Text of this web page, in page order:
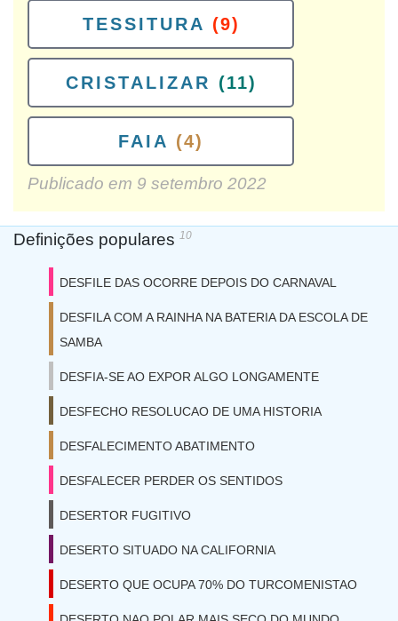
TESSITURA (9)
CRISTALIZAR (11)
FAIA (4)
Publicado em 9 setembro 2022
Definições populares 10
DESFILE DAS OCORRE DEPOIS DO CARNAVAL
DESFILA COM A RAINHA NA BATERIA DA ESCOLA DE
SAMBA
DESFIA-SE AO EXPOR ALGO LONGAMENTE
DESFECHO RESOLUCAO DE UMA HISTORIA
DESFALECIMENTO ABATIMENTO
DESFALECER PERDER OS SENTIDOS
DESERTOR FUGITIVO
DESERTO SITUADO NA CALIFORNIA
DESERTO QUE OCUPA 70% DO TURCOMENISTAO